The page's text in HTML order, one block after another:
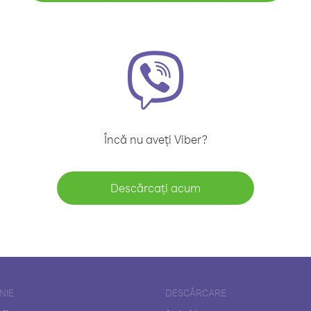
Încă nu aveți Viber?
Descărcați acum
DESCĂRCARE